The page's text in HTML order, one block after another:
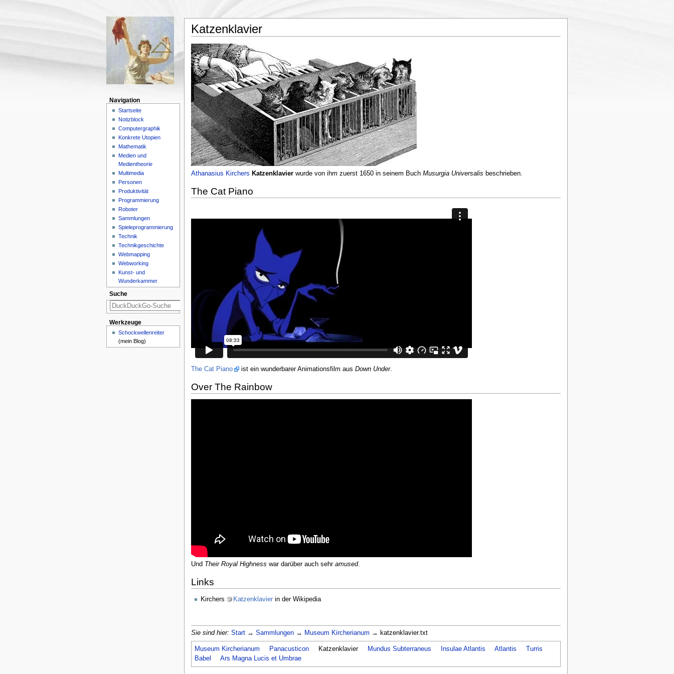
Katzenklavier
Athanasius Kirchers Katzenklavierwurde von ihm zuerst 1650 in seinem Buch Musurgia Universalis beschrieben.
The Cat Piano
The Cat Piano ist ein wunderbarer Animationsfilm aus Down Under.
Over The Rainbow
Und Their Royal Highness war darüber auch sehr amused.
Links
Kirchers Katzenklavierin der Wikipedia
Sie sind hier: Start→ Sammlungen→ Museum Kircherianum → katzenklavier.txt
Museum Kircherianum Panacusticon Katzenklavier Mundus Subterraneus Insulae Atlantis Atlantis
Turris
Babel
Ars Magna Lucis et Umbrae
Navigation
Startseite
Notizblock
Computergraphik
Konkrete Utopien
Mathematik
Medien und
Medientheorie
Multimedia
Personen
Produktivität
Programmierung
Roboter
Sammlungen
Spieleprogrammierung
Technik
Technikgeschichte
Webmapping
Webworking
Kunst- und
Wunderkammer
Suche
Werkzeuge
Schockwellenreiter
(mein Blog)